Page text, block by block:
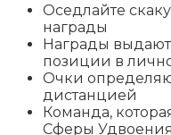
Оседлайте
награды
Награды
позиции в
Очки
дистанцией
Команда,
Сферы